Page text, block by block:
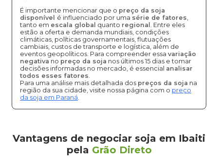
É importante mencionar que o preço da soja
disponível é influenciado por uma série de fatores,
tanto em escala global quanto regional . Entre eles
estão a oferta e demanda mundiais, condições
climáticas, políticas governamentais, flutuações
cambiais, custos de transporte e logística, além de
eventos geopolíticos. Para compreender essa variação
negativa no preço da soja nos últimos 15 dias e tomar
decisões informadas no mercado, é essencial analisar
todos esses fatores.
Para uma análise mais detalhada dos preços da soja na
região da sua cidade, visite nossa página com o preço
da soja em Paraná.
Vantagens de negociar soja em Ibaiti
pela Grão Direto